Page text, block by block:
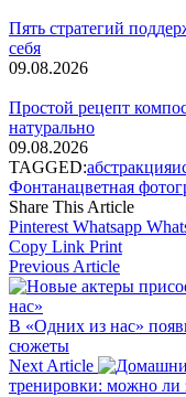
Пять стратегий
себя
09.08.2026
Простой рецепт
натурально
09.08.2026
TAGGED:абстракция
Фонтанацветная
Share This Article
Pinterest Whatsapp
Copy Link Print
Previous Article
В «Одних из нас»
сюжеты
Next Article
тренировки: можно ли